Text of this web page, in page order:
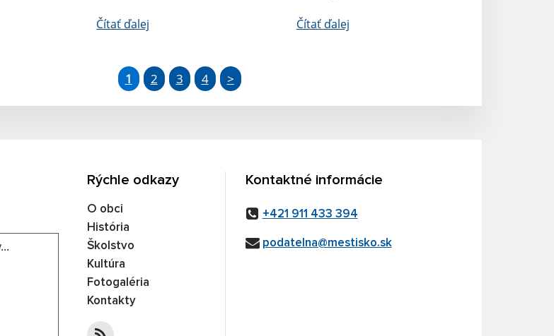
Čítať ďalej Čítať ďalej
1 2 3 4 >
Text vašej správy...
Rýchle odkazy
O obci
História
Školstvo
Kultúra
Fotogaléria
Kontakty
Kontaktné informácie
+421 911 433 394
podatelna@mestisko.sk